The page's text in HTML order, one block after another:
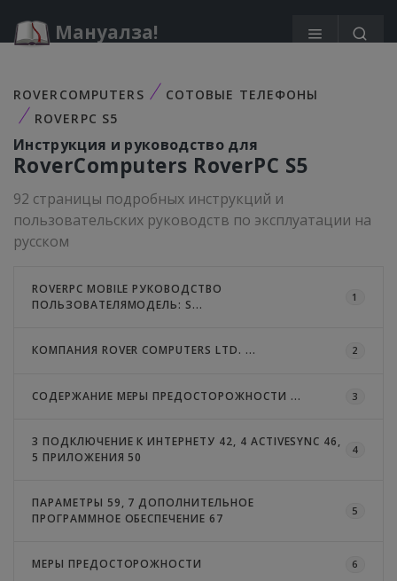
Мануалза!
ROVERCOMPUTERS
СОТОВЫЕ ТЕЛЕФОНЫ
ROVERPC S5
Инструкция и руководство для
RoverComputers RoverPC S5
92 страницы подробных инструкций и
пользовательских руководств по эксплуатации на
русском
ROVERPC MOBILE РУКОВОДСТВО
ПОЛЬЗОВАТЕЛЯМОДЕЛЬ: S...
1
КОМПАНИЯ ROVER COMPUTERS LTD. ... 2
СОДЕРЖАНИЕ МЕРЫ ПРЕДОСТОРОЖНОСТИ ... 3
3 ПОДКЛЮЧЕНИЕ К ИНТЕРНЕТУ 42, 4 ACTIVESYNC 46,
5 ПРИЛОЖЕНИЯ 50
4
ПАРАМЕТРЫ 59, 7 ДОПОЛНИТЕЛЬНОЕ
ПРОГРАММНОЕ ОБЕСПЕЧЕНИЕ 67
5
МЕРЫ ПРЕДОСТОРОЖНОСТИ 6